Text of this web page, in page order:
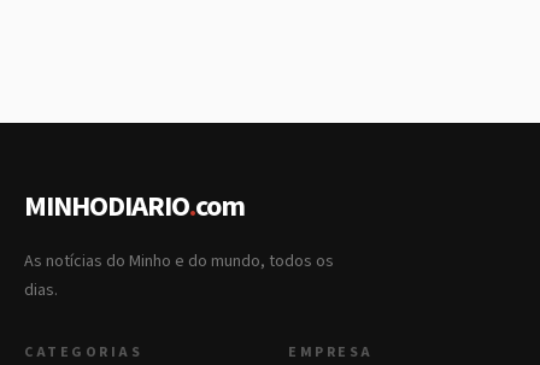
MINHODIARIO.com
As notícias do Minho e do mundo, todos os
dias.
CATEGORIAS EMPRESA